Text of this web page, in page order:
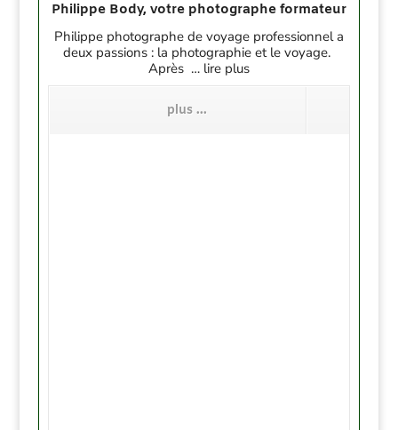
Philippe Body, votre photographe formateur
Philippe photographe de voyage professionnel a
deux passions : la photographie et le voyage.
Après … lire plus
plus ...